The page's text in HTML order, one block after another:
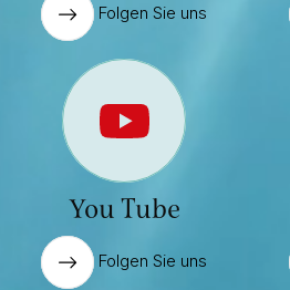
Folgen Sie uns
You Tube
Folgen Sie uns